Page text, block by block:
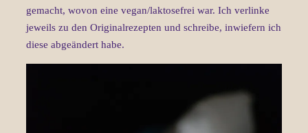
gemacht, wovon eine vegan/laktosefrei war. Ich verlinke
jeweils zu den Originalrezepten und schreibe, inwiefern ich
diese abgeändert habe.